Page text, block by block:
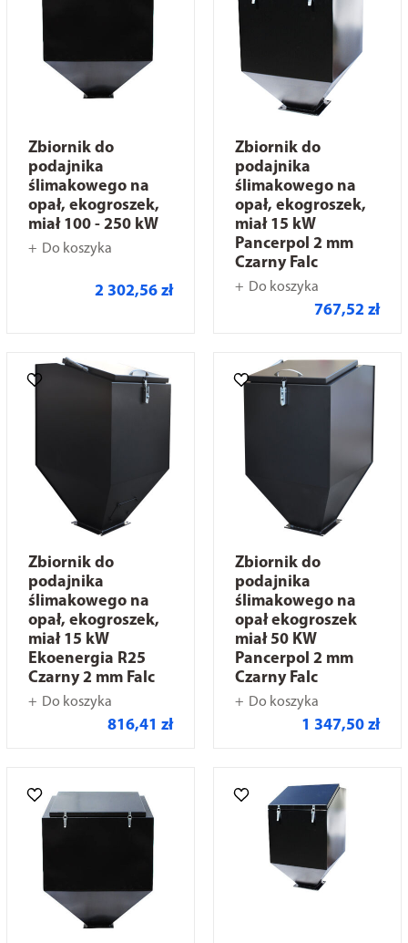
Zbiornik do
podajnika
ślimakowego na
opał, ekogroszek,
miał 100 - 250 kW
Do koszyka
2 302,56 zł
Zbiornik do
podajnika
ślimakowego na
opał, ekogroszek,
miał 15 kW
Pancerpol 2 mm
Czarny Falc
Do koszyka
767,52 zł
Zbiornik do
podajnika
ślimakowego na
opał, ekogroszek,
miał 15 kW
Ekoenergia R25
Czarny 2 mm Falc
Do koszyka
816,41 zł
Zbiornik do
podajnika
ślimakowego na
opał ekogroszek
miał 50 KW
Pancerpol 2 mm
Czarny Falc
Do koszyka
1 347,50 zł